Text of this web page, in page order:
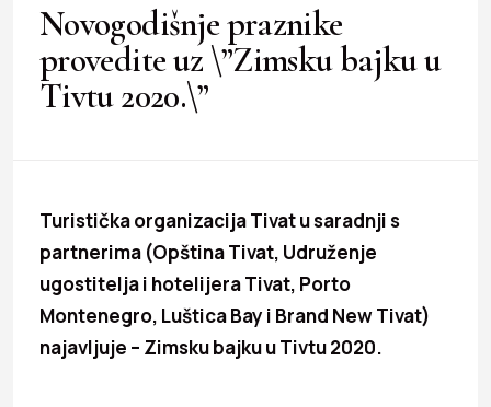
Novogodišnje praznike
provedite uz \”Zimsku bajku u
Tivtu 2020.\”
Turistička organizacija Tivat u saradnji s
partnerima (Opština Tivat, Udruženje
ugostitelja i hotelijera Tivat, Porto
Montenegro, Luštica Bay i Brand New Tivat)
najavljuje – Zimsku bajku u Tivtu 2020.